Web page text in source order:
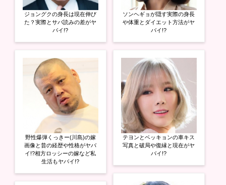
ジョングクの身長は現在伸び
た？実際とサバ読みの差がヤ
バイ!?
野性爆弾くっきー(川島)の嫁
画像と昔の経歴や性格がヤバ
イ!?相方ロッシーの嫁など私
生活もヤバイ!?
ソンヘギョが隠す実際の身長
や体重とダイエット方法がヤ
バイ!?
テヨンとベッキョンの車キス
写真と破局や復縁と現在がヤ
バイ!?